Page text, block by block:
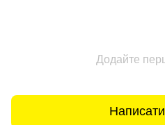
Додайте
Написати